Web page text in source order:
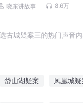
晓东讲故事 8.6万
古城疑案三的热门声音
岱山湖疑案 凤凰城疑